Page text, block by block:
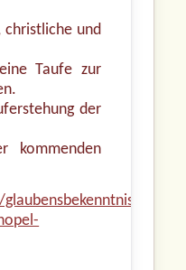
christliche und
Taufe zur
der
kommenden